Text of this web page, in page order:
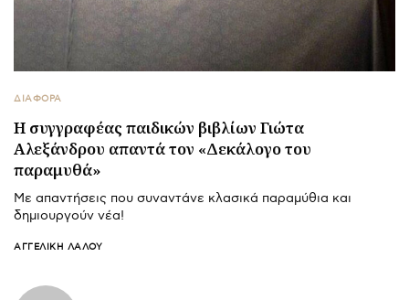
ΔΙΑΦΟΡΑ
Η συγγραφέας παιδικών βιβλίων Γιώτα
Αλεξάνδρου απαντά τον «Δεκάλογο του
παραμυθά»
Με απαντήσεις που συναντάνε κλασικά παραμύθια και
δημιουργούν νέα!
ΑΓΓΕΛΙΚΉ ΛΆΛΟΥ